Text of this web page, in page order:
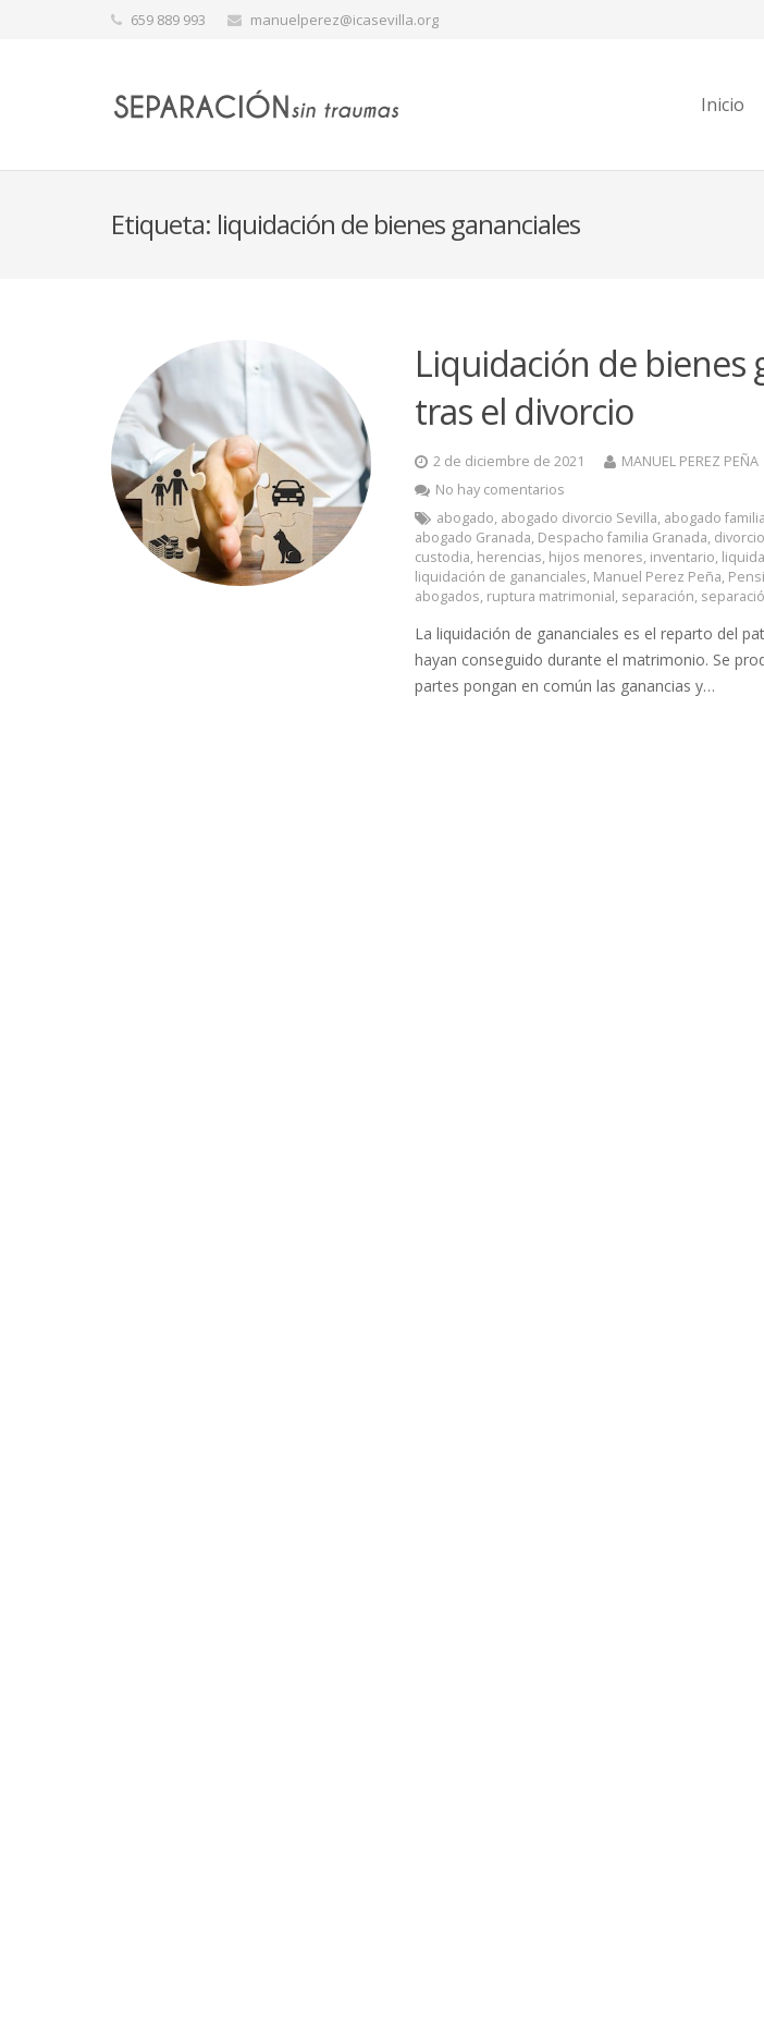
659 889 993 manuelperez@icasevilla.org
Inicio
Etiqueta: liquidación de bienes gananciales
Liquidación de bienes
tras el divorcio
2 de diciembre de 2021 MANUEL PEREZ PEÑA
No hay comentarios
abogado, abogado divorcio Sevilla, abogado familia
abogado Granada, Despacho familia Granada, divorcio
custodia, herencias, hijos menores, inventario,
liquidación de gananciales, Manuel Perez Peña,
abogados, ruptura matrimonial, separación,
La liquidación de gananciales es el reparto del
hayan conseguido durante el matrimonio. Se
partes pongan en común las ganancias y…